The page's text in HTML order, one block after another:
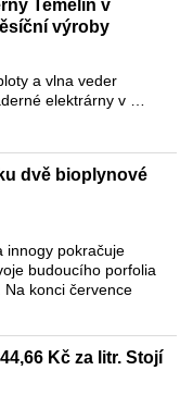
Temelín v
výroby
a vlna veder
elektrárny v …
dvě bioplynové
innogy pokračuje
budoucího porfolia
konci července
Kč za litr. Stojí